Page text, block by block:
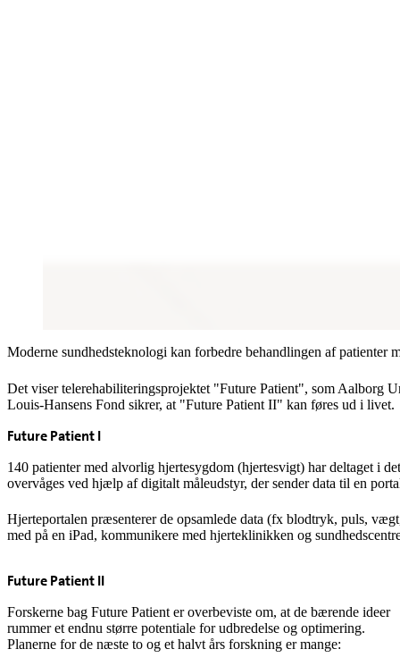
Moderne sundhedsteknologi kan forbedre behandlingen af
Det viser telerehabiliteringsprojektet "Future Patient", som Aalborg
Louis-Hansens Fond sikrer, at "Future Patient II" kan føres ud i livet.
Future Patient I
140 patienter med alvorlig hjertesygdom (hjertesvigt) har deltaget i
overvåges ved hjælp af digitalt måleudstyr, der sender data til en
Hjerteportalen præsenterer de opsamlede data (fx blodtryk, puls,
med på en iPad, kommunikere med hjerteklinikken og
Future Patient II
Forskerne bag Future Patient er overbeviste om, at de bærende ideer
rummer et endnu større potentiale for udbredelse og optimering.
Planerne for de næste to og et halvt års forskning er mange: